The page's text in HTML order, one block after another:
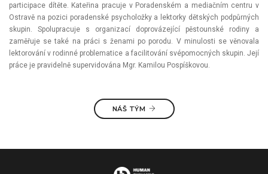
participace dítěte. Kateřina pracuje v Poradenském a mediačním centru v
Ostravě na pozici poradenské psycholožky a lektorky dětských podpůrných
skupin. Spolupracuje s organizací doprovázející pěstounské rodiny a
zaměřuje se také na práci s ženami po porodu. V minulosti se věnovala
lektorování v rodinné problematice a facilitování svépomocných skupin. Její
práce je pravidelně supervidována Mgr. Kamilou Pospíškovou.
NÁŠ TÝM